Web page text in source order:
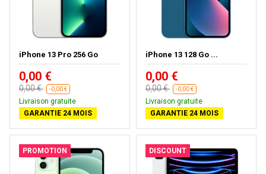
iPhone 13 Pro 256 Go
0,00 €
0,00 € -0,00 €
Livraison gratuite
GARANTIE 24 MOIS
iPhone 13 128 Go ...
0,00 €
0,00 € -0,00 €
Livraison gratuite
GARANTIE 24 MOIS
PROMOTION DISCOUNT